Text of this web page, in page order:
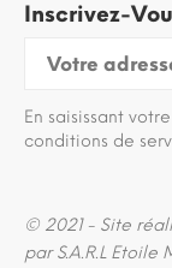
Inscrivez-
En saisissant
conditions de
© 2021 - Site
par S.A.R.L Etoile